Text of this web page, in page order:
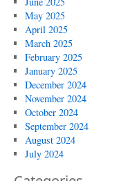
May 2025
April 2025
March 2025
February 2025
January 2025
December 2024
November 2024
October 2024
September 2024
August 2024
July 2024